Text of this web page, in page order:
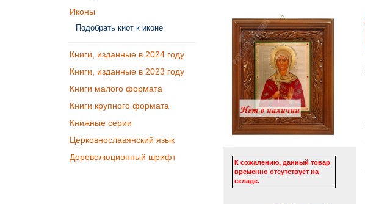
Иконы
Подобрать киот к иконе
Книги, изданные в 2024 году
Книги, изданные в 2023 году
Книги малого формата
Книги крупного формата
Книжные серии
Церковнославянский язык
Дореволюционный шрифт
К сожалению, данный товар
временно отсутствует на
складе.